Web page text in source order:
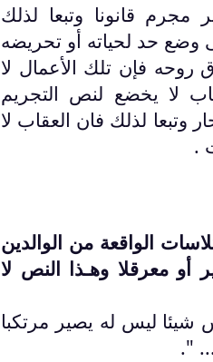
مجرم قانونا وتبعا لذلك
وضع حد لحياته أو تحريضه
فإن تلك الأعمال لا
لا يخضع لنص التجريم
وتبعا لذلك فان العقاب لا
.
الواقعة من الوالدين
أو معرقلا وهـذا النص لا
أن: "من يختلس شيئا ليس له يصير مرتكبا
".